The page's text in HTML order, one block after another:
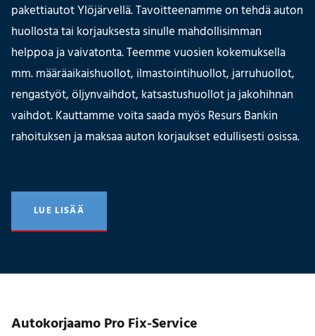
pakettiautot Ylöjärvellä. Tavoitteenamme on tehdä auton
huollosta tai korjauksesta sinulle mahdollisimman
helppoa ja vaivatonta. Teemme vuosien kokemuksella
mm. määräaikaishuollot, ilmastointihuollot, jarruhuollot,
rengastyöt, öljynvaihdot, katsastushuollot ja jakohihnan
vaihdot. Kauttamme voita saada myös Resurs Bankin
rahoituksen ja maksaa auton korjaukset edullisesti osissa.
LUE LISÄÄ
Autokorjaamo Pro Fix-Service